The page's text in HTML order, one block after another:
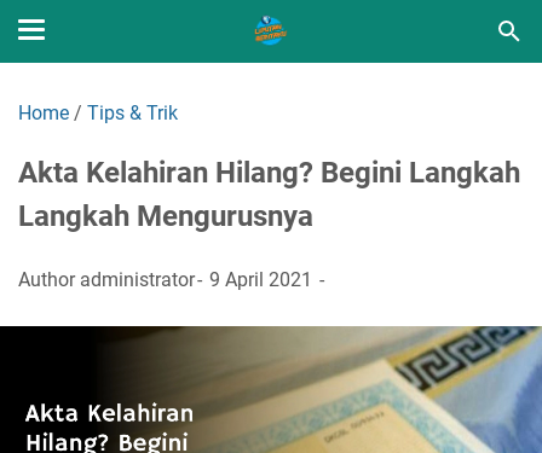
Home / Tips & Trik
Akta Kelahiran Hilang? Begini Langkah
Langkah Mengurusnya
Author administrator 9 April 2021